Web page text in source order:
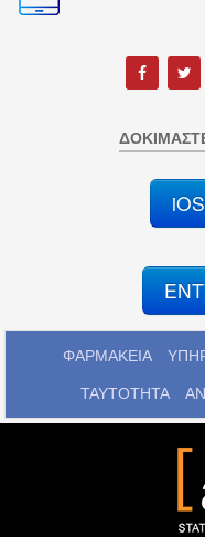
iOS
ΦΑΡΜΑΚΕΙΑ
ΤΑΥΤΟΤΗΤΑ